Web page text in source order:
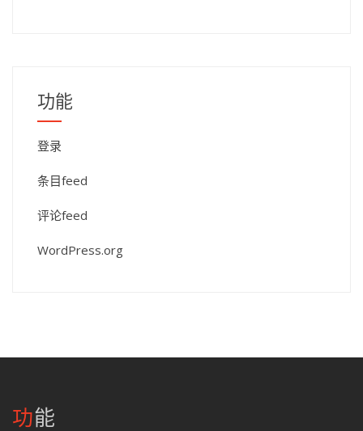
功能
登录
条目feed
评论feed
WordPress.org
功能